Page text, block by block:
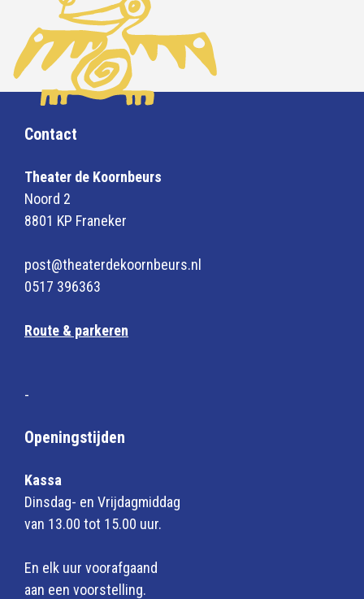
Contact
Theater de Koornbeurs
Noord 2
8801 KP Franeker
post@theaterdekoornbeurs.nl
0517 396363
Route & parkeren
-
Openingstijden
Kassa
Dinsdag- en Vrijdagmiddag
van 13.00 tot 15.00 uur.
En elk uur voorafgaand
aan een voorstelling.